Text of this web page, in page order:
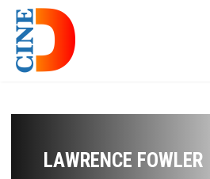
LAWRENCE FOWLER